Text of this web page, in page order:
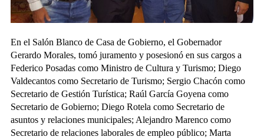
En el Salón Blanco de Casa de Gobierno, el Gobernador
Gerardo Morales, tomó juramento y posesionó en sus cargos a
Federico Posadas como Ministro de Cultura y Turismo; Diego
Valdecantos como Secretario de Turismo; Sergio Chacón como
Secretario de Gestión Turística; Raúl García Goyena como
Secretario de Gobierno; Diego Rotela como Secretario de
asuntos y relaciones municipales; Alejandro Marenco como
Secretario de relaciones laborales de empleo público; Marta